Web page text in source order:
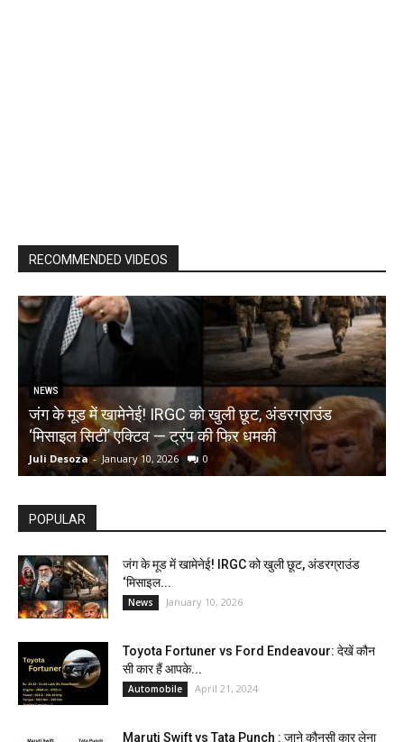
RECOMMENDED VIDEOS
NEWS
जंग के मूड में खामेनेई! IRGC को खुली छूट, अंडरग्राउंड
‘मिसाइल सिटी’ एक्टिव — ट्रंप की फिर धमकी
Juli Desoza - January 10, 2026 0
POPULAR
जंग के मूड में खामेनेई! IRGC को खुली छूट, अंडरग्राउंड
‘मिसाइल...
News January 10, 2026
Toyota Fortuner vs Ford Endeavour: देखें कौन
सी कार हैं आपके...
Automobile April 21, 2024
Maruti Swift vs Tata Punch : जाने कौनसी कार लेना